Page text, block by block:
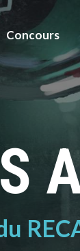
Concours